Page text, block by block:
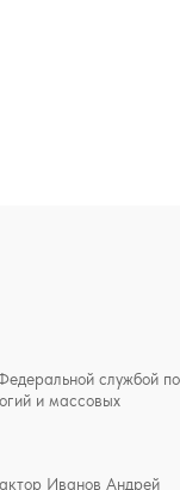
службой по
и массовых
Иванов Андрей